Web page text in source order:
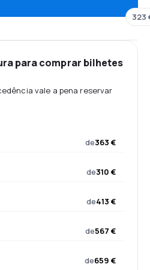
323
para comprar bilhetes
vale a pena reservar
de363 €
de310 €
de413 €
de567 €
de659 €